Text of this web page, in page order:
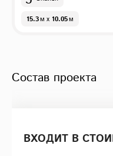
15.3м x 10.05м
Состав проекта
ВХОДИТ В